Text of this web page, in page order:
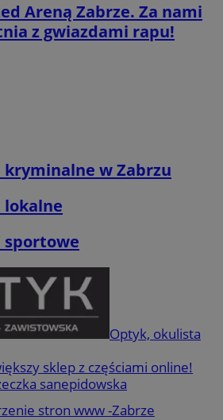
Areną Zabrze. Za nami
z gwiazdami rapu!
kryminalne w Zabrzu
lokalne
sportowe
Optyk, okulista
sklep z częściami online!
sanepidowska
stron www -Zabrze